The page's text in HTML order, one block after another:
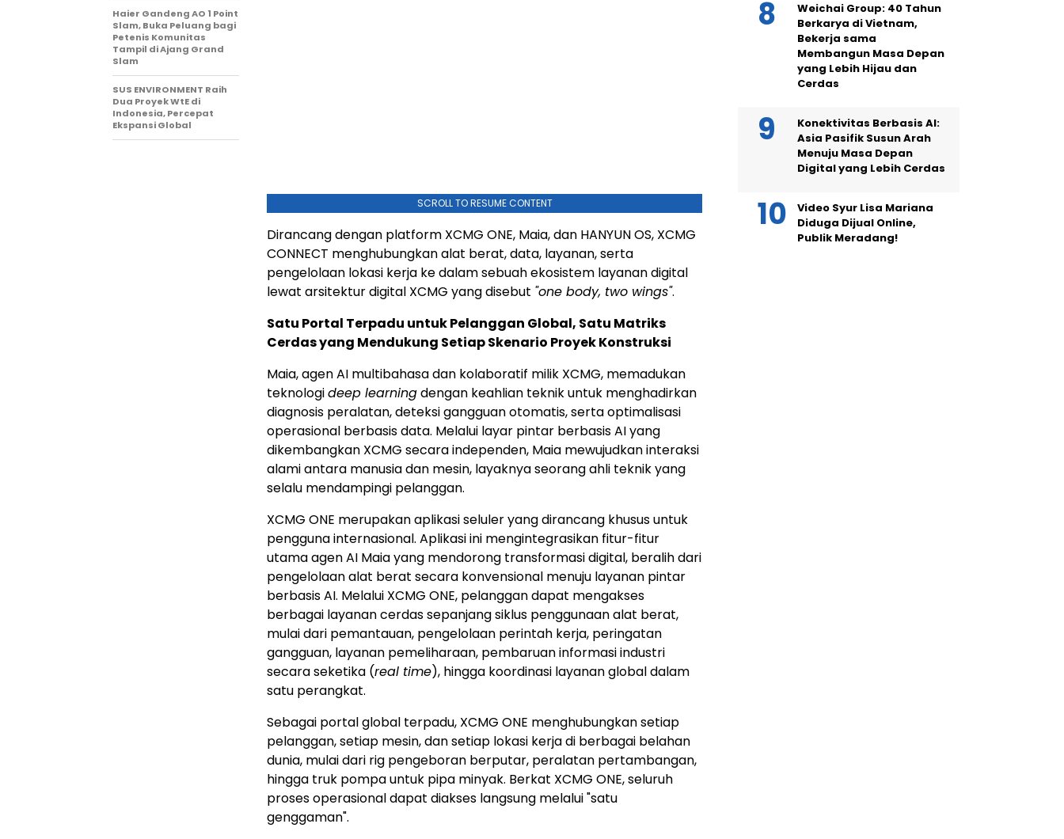
SCROLL TO RESUME CONTENT
Dirancang dengan platform XCMG ONE, Maia, dan HANYUN OS, XCMG
CONNECT menghubungkan alat berat, data, layanan, serta
pengelolaan lokasi kerja ke dalam sebuah ekosistem layanan digital
lewat arsitektur digital XCMG yang disebut "one body, two wings".
Satu Portal Terpadu untuk Pelanggan Global, Satu Matriks
Cerdas yang Mendukung Setiap Skenario Proyek Konstruksi
Maia, agen AI multibahasa dan kolaboratif milik XCMG, memadukan
teknologideep learningdengan keahlian teknik untuk menghadirkan
diagnosis peralatan, deteksi gangguan otomatis, serta optimalisasi
operasional berbasis data. Melalui layar pintar berbasis AI yang
dikembangkan XCMG secara independen, Maia mewujudkan interaksi
alami antara manusia dan mesin, layaknya seorang ahli teknik yang
selalu mendampingi pelanggan.
XCMG ONE merupakan aplikasi seluler yang dirancang khusus untuk
pengguna internasional. Aplikasi ini mengintegrasikan fitur-fitur
utama agen AI Maia yang mendorong transformasi digital, beralih dari
pengelolaan alat berat secara konvensional menuju layanan pintar
berbasis AI. Melalui XCMG ONE, pelanggan dapat mengakses
berbagai layanan cerdas sepanjang siklus penggunaan alat berat,
mulai dari pemantauan, pengelolaan perintah kerja, peringatan
gangguan, layanan pemeliharaan, pembaruan informasi industri
secara seketika (real time), hingga koordinasi layanan global dalam
satu perangkat.
Sebagai portal global terpadu, XCMG ONE menghubungkan setiap
pelanggan, setiap mesin, dan setiap lokasi kerja di berbagai belahan
dunia, mulai dari rig pengeboran berputar, peralatan pertambangan,
hingga truk pompa untuk pipa minyak. Berkat XCMG ONE, seluruh
proses operasional dapat diakses langsung melalui "satu
genggaman".
Haier Gandeng AO 1 Point
Slam, Buka Peluang bagi
Petenis Komunitas
Tampil di Ajang Grand
Slam
SUS ENVIRONMENT Raih
Dua Proyek WtE di
Indonesia, Percepat
Ekspansi Global
Weichai Group: 40 Tahun
Berkarya di Vietnam,
Bekerja sama
Membangun Masa Depan
yang Lebih Hijau dan
Cerdas
Konektivitas Berbasis AI:
Asia Pasifik Susun Arah
Menuju Masa Depan
Digital yang Lebih Cerdas
Video Syur Lisa Mariana
Diduga Dijual Online,
Publik Meradang!